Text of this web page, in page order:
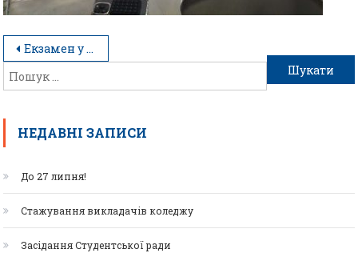
Екзамен у форматі справжнього ресторану
НЕДАВНІ ЗАПИСИ
До 27 липня!
Стажування викладачів коледжу
Засідання Студентської ради